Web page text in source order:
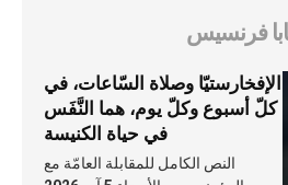
فرنسيس
الإفخارستيّا وصلاة السّاعات، في
كلّ أسبوع وكلّ يوم، هما النَّفَس
في حياة الكنيسة
النص الكامل للمقابلة العامّة مع